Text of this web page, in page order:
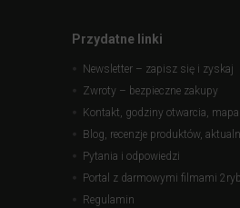
Przydatne linki
Newsletter – zapisz się i zyskaj
Zwroty – bezpieczne zakupy
Kontakt, godziny otwarcia,
Blog, recenzje produktów,
Pytania i odpowiedzi
Portal z darmowymi filmami
Regulamin